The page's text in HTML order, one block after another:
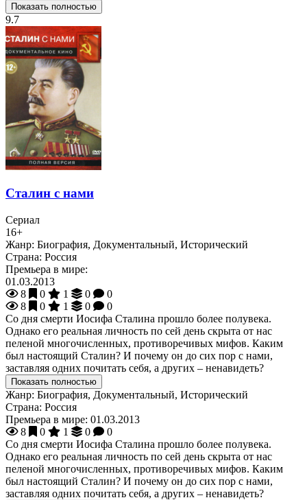
Показать полностью
9.7
Сталин с нами
Сериал
16+
Жанр: Биография, Документальный, Исторический
Страна: Россия
Премьера в мире:
01.03.2013
8
0 1 0
0
8
0 1 0
0
Со дня смерти Иосифа Сталина прошло более полувека.
Однако его реальная личность по сей день скрыта от нас
пеленой многочисленных, противоречивых мифов. Каким
был настоящий Сталин? И почему он до сих пор с нами,
заставляя одних почитать себя, а других – ненавидеть?
Показать полностью
Жанр: Биография, Документальный, Исторический
Страна: Россия
Премьера в мире: 01.03.2013
8
0 1 0
0
Со дня смерти Иосифа Сталина прошло более полувека.
Однако его реальная личность по сей день скрыта от нас
пеленой многочисленных, противоречивых мифов. Каким
был настоящий Сталин? И почему он до сих пор с нами,
заставляя одних почитать себя, а других – ненавидеть?